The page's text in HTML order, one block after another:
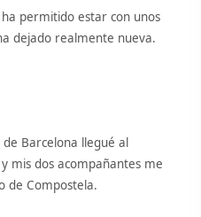
permitido estar con unos
dejado realmente nueva.
Barcelona llegué al
mis dos acompañantes me
de Compostela.